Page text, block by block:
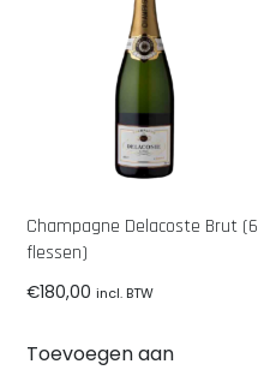
Champagne Delacoste Brut (6
flessen)
€180,00 incl. BTW
Toevoegen aan